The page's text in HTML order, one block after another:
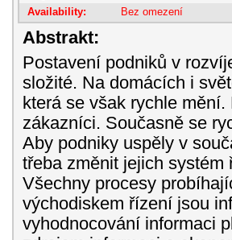
Availability:
Bez omezení
Abstrakt:
Postavení podniků v
složité. Na domácích i
která se však rychle
zákazníci. Současně se
Aby podniky uspěly v
třeba změnit jejich
Všechny procesy
východiskem řízení jsou
vyhodnocování informaci